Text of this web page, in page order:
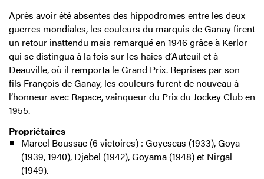
Après avoir été absentes des hippodromes entre les deux
guerres mondiales, les couleurs du marquis de Ganay firent
un retour inattendu mais remarqué en 1946 grâce à Kerlor
qui se distingua à la fois sur les haies d’Auteuil et à
Deauville, où il remporta le Grand Prix. Reprises par son
fils François de Ganay, les couleurs furent de nouveau à
l’honneur avec Rapace, vainqueur du Prix du Jockey Club en
1955.
Propriétaires
Marcel Boussac (6 victoires) : Goyescas (1933), Goya
(1939, 1940), Djebel (1942), Goyama (1948) et Nirgal
(1949).